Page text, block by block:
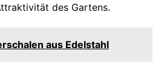
des Gartens.
aus Edelstahl